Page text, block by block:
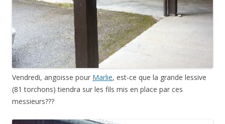
Vendredi, angoisse pour Marlie, est-ce que la grande lessive
(81 torchons) tiendra sur les fils mis en place par ces
messieurs???